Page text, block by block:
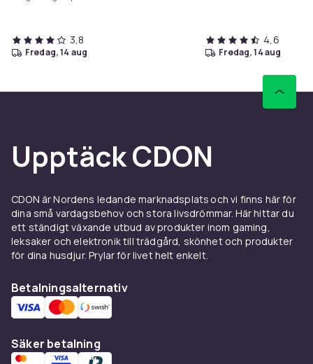
3,8
fredag, 14 aug
4,6
fredag, 14 aug
Upptäck CDON
CDON är Nordens ledande marknadsplats och vi finns här för
dina små vardagsbehov och stora livsdrömmar. Här hittar du
ett ständigt växande utbud av produkter inom gaming,
leksaker och elektronik till trädgård, skönhet och produkter
för dina husdjur. Prylar för livet helt enkelt.
Betalningsalternativ
Säker betalning